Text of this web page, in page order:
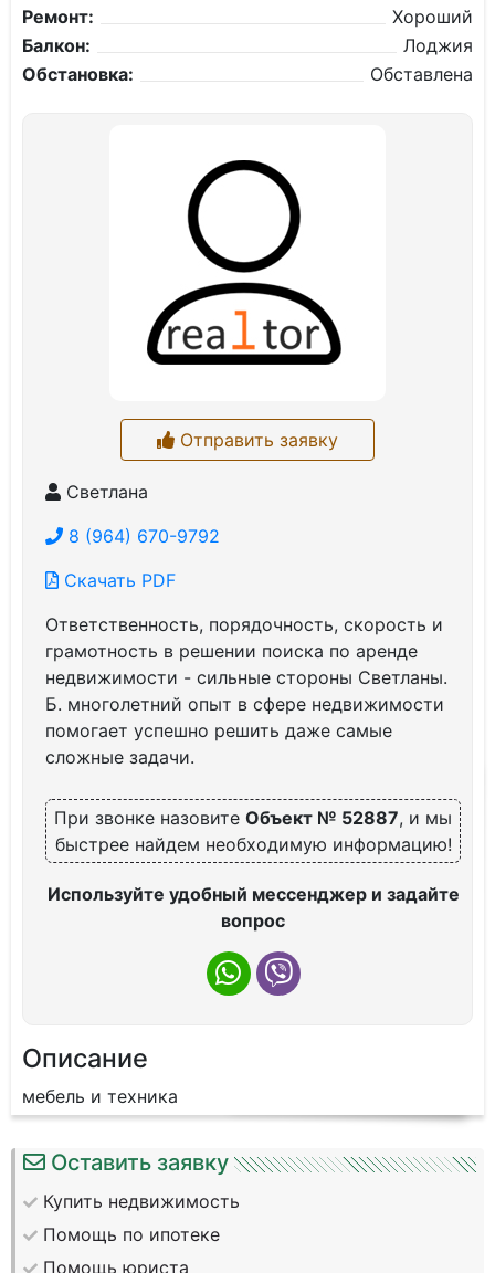
Ремонт:
Хороший
Балкон:
Лоджия
Обстановка:
Обставлена
Отправить заявку
Светлана
8 (964) 670-9792
Скачать PDF
Ответственность, порядочность, скорость и
грамотность в решении поиска по аренде
недвижимости - сильные стороны Светланы.
Б. многолетний опыт в сфере недвижимости
помогает успешно решить даже самые
сложные задачи.
При звонке назовите Объект № 52887, и мы
быстрее найдем необходимую информацию!
Используйте удобный мессенджер и задайте
вопрос
Описание
мебель и техника
Оставить заявку
Купить недвижимость
Помощь по ипотеке
Помощь юриста